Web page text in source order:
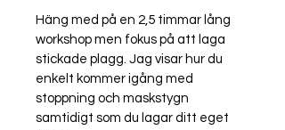
Häng med på en 2,5 timmar lång
workshop men fokus på att laga
stickade plagg. Jag visar hur du
enkelt kommer igång med
stoppning och maskstygn
samtidigt som du lagar ditt eget